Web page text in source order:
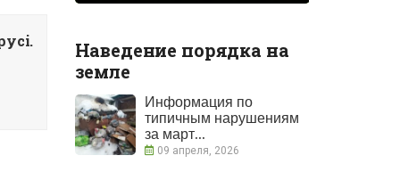
Наведение порядка на
земле
Информация по
типичным нарушениям
за март...
09 апреля, 2026